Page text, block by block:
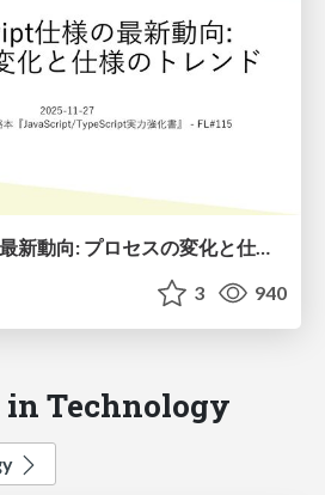
ECMAScript仕様の最新動向: プロセスの変化と仕様のトレンド
3 940
in Technology